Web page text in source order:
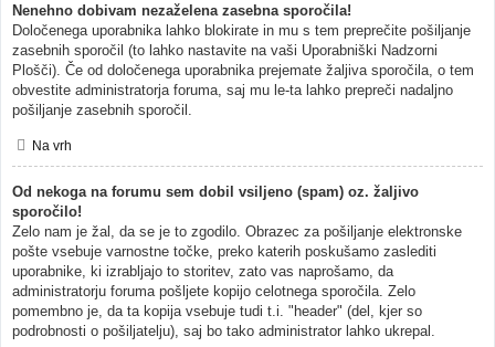
Nenehno dobivam nezaželena zasebna sporočila!
Določenega uporabnika lahko blokirate in mu s tem preprečite pošiljanje
zasebnih sporočil (to lahko nastavite na vaši Uporabniški Nadzorni
Plošči). Če od določenega uporabnika prejemate žaljiva sporočila, o tem
obvestite administratorja foruma, saj mu le-ta lahko prepreči nadaljno
pošiljanje zasebnih sporočil.
Na vrh
Od nekoga na forumu sem dobil vsiljeno (spam) oz. žaljivo
sporočilo!
Zelo nam je žal, da se je to zgodilo. Obrazec za pošiljanje elektronske
pošte vsebuje varnostne točke, preko katerih poskušamo zaslediti
uporabnike, ki izrabljajo to storitev, zato vas naprošamo, da
administratorju foruma pošljete kopijo celotnega sporočila. Zelo
pomembno je, da ta kopija vsebuje tudi t.i. "header" (del, kjer so
podrobnosti o pošiljatelju), saj bo tako administrator lahko ukrepal.